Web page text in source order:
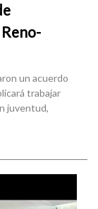
un acuerdo
trabajar
juventud,